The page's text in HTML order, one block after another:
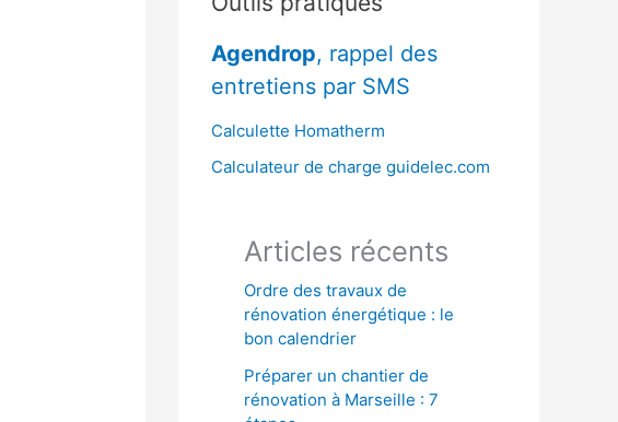
c
h
e
r
Agendrop, rappel des
entretiens par SMS
Calculette Homatherm
Calculateur de charge guidelec.com
Articles récents
Ordre des travaux de
rénovation énergétique : le
bon calendrier
Préparer un chantier de
rénovation à Marseille : 7